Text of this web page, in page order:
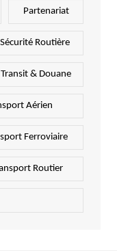
Partenariat
Sécurité Routière
Transit & Douane
Aérien
Ferroviaire
Routier